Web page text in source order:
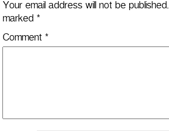
Your email address will not be published.
marked *
Comment *